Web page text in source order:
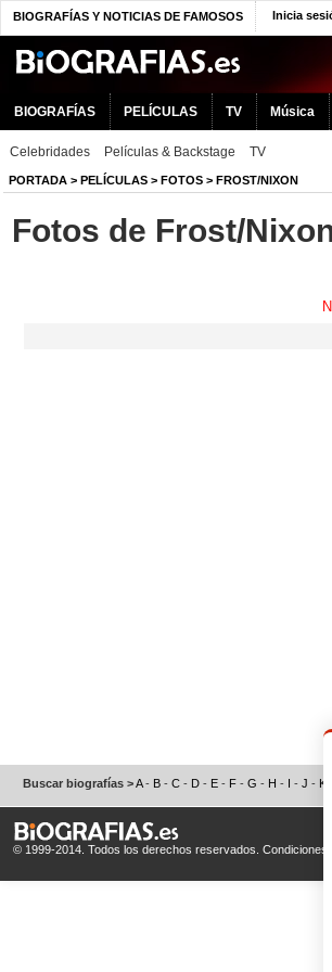
BIOGRAFÍAS Y NOTICIAS DE FAMOSOS Inicia
BIOGRAFÍAS PELÍCULAS TV Música
Celebridades Películas & Backstage TV
PORTADA > PELÍCULAS > FOTOS > FROST/NIXON
Fotos de Frost/
Buscar biografías >A- B - C - D - E - F - G - H - I - J - K
© 1999-2014. Todos los derechos reservados. Condiciones